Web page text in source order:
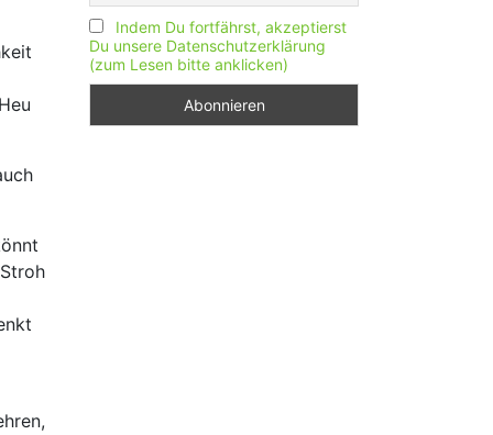
Indem Du fortfährst, akzeptierst
Du unsere Datenschutzerklärung
(zum Lesen bitte anklicken)